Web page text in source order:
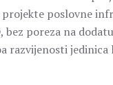
projekte poslovne
bez poreza na
razvijenosti jedinica